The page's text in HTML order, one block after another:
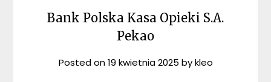
Bank Polska Kasa Opieki S.A.
Pekao
Posted on19 kwietnia 2025 bykleo